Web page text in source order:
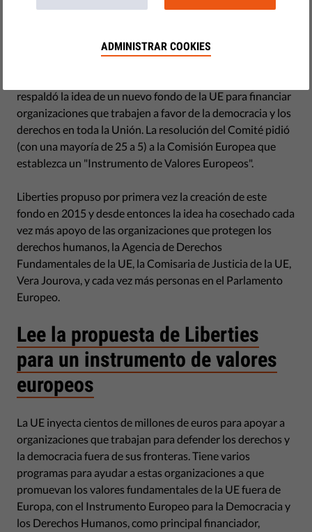
La tarde del martes fue un éxito importante para Liberties
respaldó la idea de un nuevo fondo de la UE para financiar
organizaciones que trabajen a favor de la democracia y los
derechos en toda la Unión. La resolución del Comité pidió
(con una mayoría de 25 a 5) a la Comisión Europea que
establezca un "Instrumento de Valores Europeos".
Liberties propuso por primera vez la creación de este
fondo en 2015 y desde entonces la idea ha cosechado cada
vez más apoyo de las organizaciones que protegen los
derechos humanos, la Agencia de Derechos
Fundamentales de la UE, la Comisaria de Justicia de la UE,
Vera Jourova, y cada vez más personas en el Parlamento
Europeo.
Lee la propuesta de Liberties
para un instrumento de valores
europeos
La UE inyecta cientos de millones de euros para apoyar a
organizaciones que trabajan para defender los derechos y
la democracia fuera de sus fronteras. Tiene varios
programas para ayudar a estas organizaciones a que
promuevan los valores fundamentales de la UE fuera de
Europa, con el Instrumento Europeo para la Democracia y
los Derechos Humanos, como principal financiador,
ADMINISTRAR COOKIES